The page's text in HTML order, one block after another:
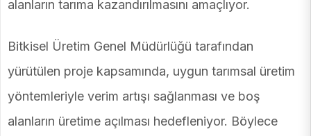
alanların tarıma kazandırılmasını amaçlıyor.
Bitkisel Üretim Genel Müdürlüğü tarafından
yürütülen proje kapsamında, uygun tarımsal üretim
yöntemleriyle verim artışı sağlanması ve boş
alanların üretime açılması hedefleniyor. Böylece